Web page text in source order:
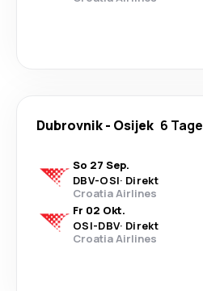
Dubrovnik- Osijek 6 Tage
So 27 Sep.
DBV-OSI· Direkt
Croatia Airlines
Fr 02 Okt.
OSI-DBV· Direkt
Croatia Airlines